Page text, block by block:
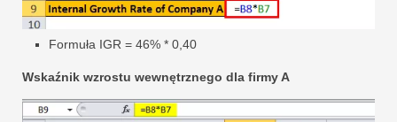
Formuła IGR = 46% * 0,40
Wskaźnik wzrostu wewnętrznego dla firmy A